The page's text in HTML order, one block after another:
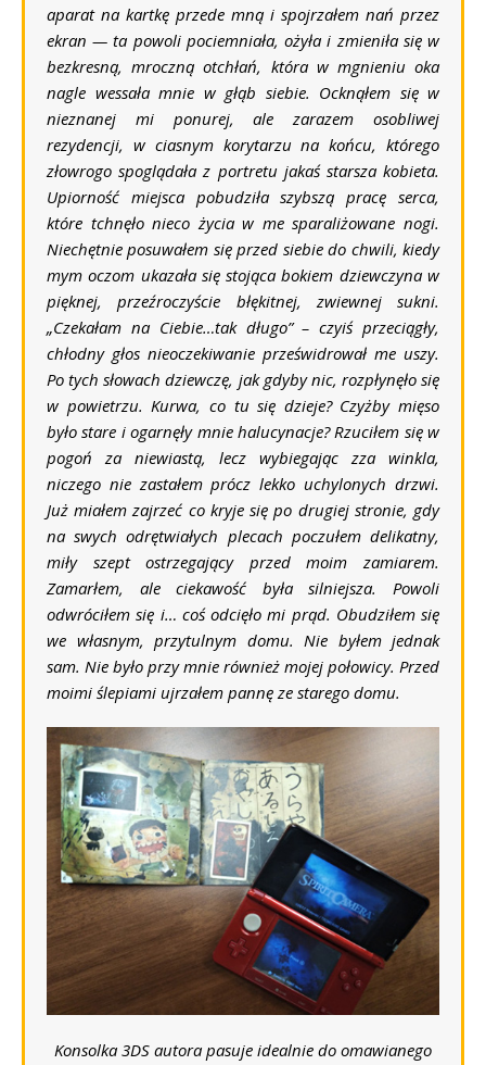
aparat na kartkę przede mną i spojrzałem nań przez
ekran — ta powoli pociemniała, ożyła i zmieniła się w
bezkresną, mroczną otchłań, która w mgnieniu oka
nagle wessała mnie w głąb siebie. Ocknąłem się w
nieznanej mi ponurej, ale zarazem osobliwej
rezydencji, w ciasnym korytarzu na końcu, którego
złowrogo spoglądała z portretu jakaś starsza kobieta.
Upiorność miejsca pobudziła szybszą pracę serca,
które tchnęło nieco życia w me sparaliżowane nogi.
Niechętnie posuwałem się przed siebie do chwili, kiedy
mym oczom ukazała się stojąca bokiem dziewczyna w
pięknej, przeźroczyście błękitnej, zwiewnej sukni.
„Czekałam na Ciebie…tak długo”– czyiś przeciągły,
chłodny głos nieoczekiwanie prześwidrował me uszy.
Po tych słowach dziewczę, jak gdyby nic, rozpłynęło się
w powietrzu. Kurwa, co tu się dzieje? Czyżby mięso
było stare i ogarnęły mnie halucynacje? Rzuciłem się w
pogoń za niewiastą, lecz wybiegając zza winkla,
niczego nie zastałem prócz lekko uchylonych drzwi.
Już miałem zajrzeć co kryje się po drugiej stronie, gdy
na swych odrętwiałych plecach poczułem delikatny,
miły szept ostrzegający przed moim zamiarem.
Zamarłem, ale ciekawość była silniejsza. Powoli
odwróciłem się i… coś odcięło mi prąd. Obudziłem się
we własnym, przytulnym domu. Nie byłem jednak
sam. Nie było przy mnie również mojej połowicy. Przed
moimi ślepiami ujrzałem pannę ze starego domu.
Konsolka 3DS autora pasuje idealnie do omawianego